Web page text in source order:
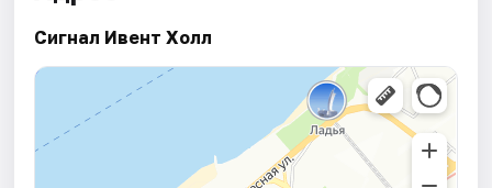
Сигнал Ивент Холл